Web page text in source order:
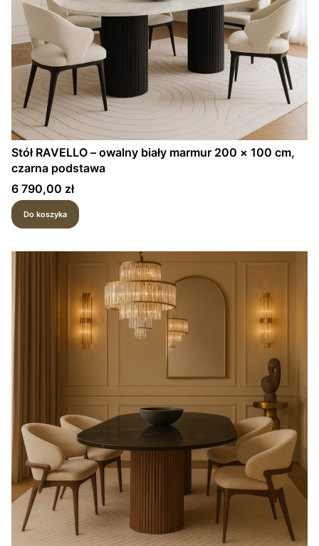
Stół RAVELLO – owalny biały marmur 200 × 100 cm,
czarna podstawa
Cena
6 790,00 zł
Do koszyka